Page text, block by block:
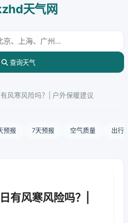
天气网
查询天气
风寒风险吗？| 户外保暖建议
预报 7天预报 空气质量 出行
有风寒风险吗？|